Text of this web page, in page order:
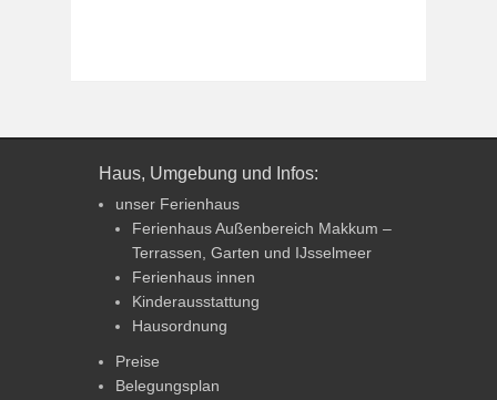
Haus, Umgebung und Infos:
unser Ferienhaus
Ferienhaus Außenbereich Makkum –
Terrassen, Garten und IJsselmeer
Ferienhaus innen
Kinderausstattung
Hausordnung
Preise
Belegungsplan